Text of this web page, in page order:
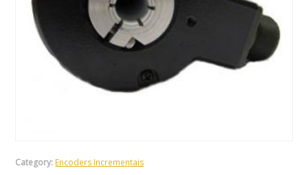
Category: Encoders Incrementais